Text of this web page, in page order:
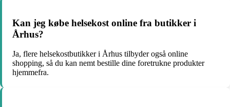
Kan jeg købe helsekost online fra butikker i
Århus?
Ja, flere helsekostbutikker i Århus tilbyder også online
shopping, så du kan nemt bestille dine foretrukne produkter
hjemmefra.